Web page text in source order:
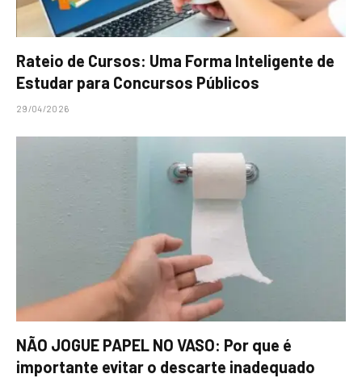
Rateio de Cursos: Uma Forma Inteligente de
Estudar para Concursos Públicos
29/04/2026
NÃO JOGUE PAPEL NO VASO: Por que é
importante evitar o descarte inadequado